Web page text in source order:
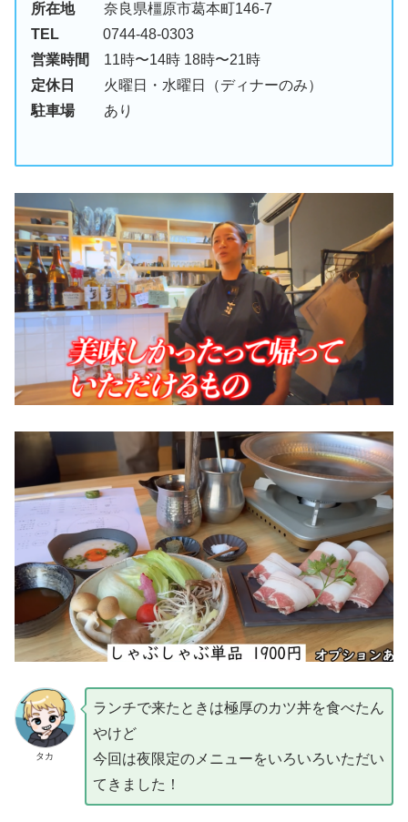
所在地 奈良県橿原市葛本町146-7
TEL 0744-48-0303
営業時間 11時〜14時 18時〜21時
定休日 火曜日・水曜日（ディナーのみ）
駐車場 あり
タカ
ランチで来たときは極厚のカツ丼を食べたん
やけど
今回は夜限定のメニューをいろいろいただい
てきました！